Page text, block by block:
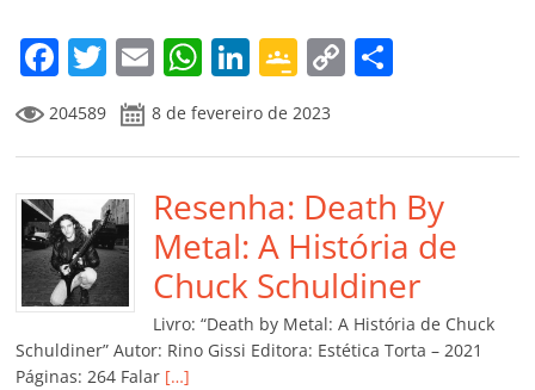
F
a
c
e
b
o
o
k
T
w
itt
er
E
m
ai
l
W
at
s
A
p
p
Li
k
e
dI
n
G
o
o
gl
e
Cl
a
ss
ro
C
y
Li
n
k
p
ar
til
h
ar
204589 8 de fevereiro de 2023
Resenha: Death By
Metal: A História de
Chuck Schuldiner
Livro: “Death by Metal: A História de Chuck
Schuldiner” Autor: Rino Gissi Editora: Estética Torta – 2021
Páginas: 264 Falar […]